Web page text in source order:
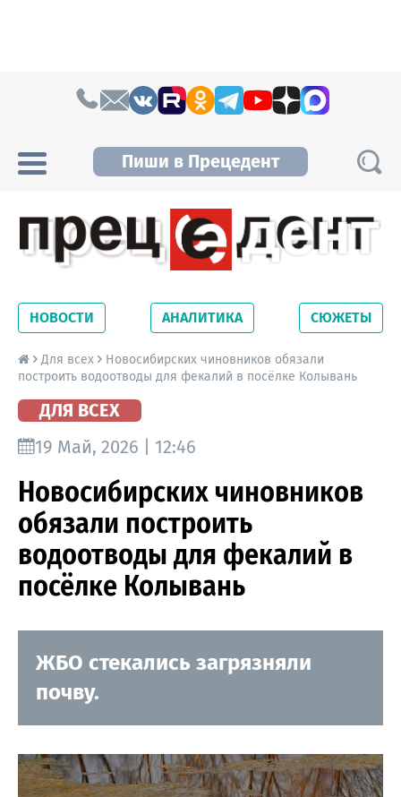
Пиши в Прецедент
Новосибирской области. Читайте свежие
новости на сайте сетевого издания
Precedent.
НОВОСТИ АНАЛИТИКА СЮЖЕТЫ
Для всех
Новосибирских чиновников обязали
построить водоотводы для фекалий в посёлке Колывань
ДЛЯ ВСЕХ
19 Май, 2026 | 12:46
Новосибирских чиновников
обязали построить
водоотводы для фекалий в
посёлке Колывань
ЖБО стекались загрязняли
почву.